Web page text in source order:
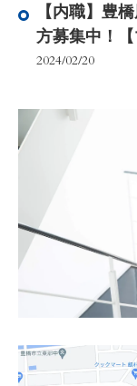
【内職】豊
方募集中！【
2024/02/20